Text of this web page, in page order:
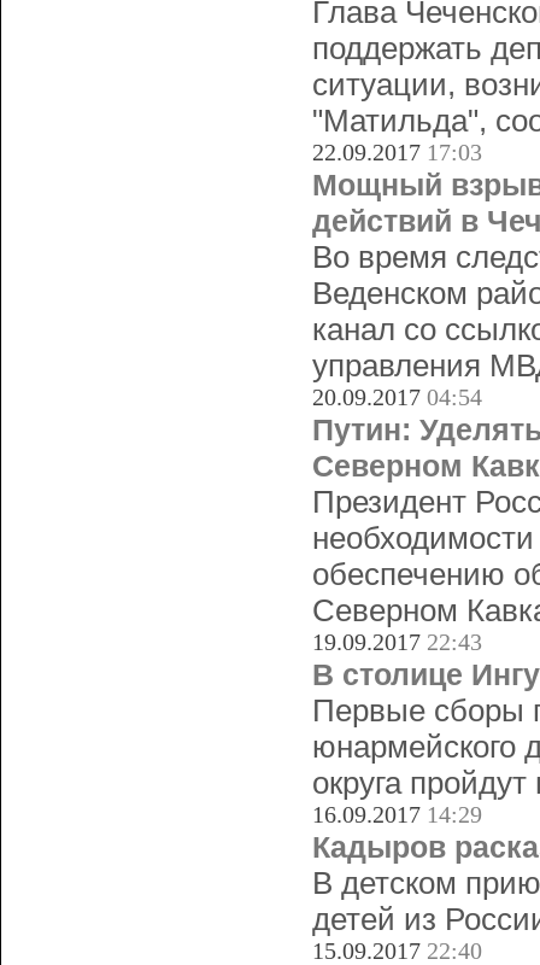
Глава
поддержать
ситуации,
"Матильда",
22.09.2017 17:03
Мощный взрыв
действий в
Во время
Веденском
канал со
управления
20.09.2017 04:54
Путин:
Северном
Президент
обеспечению
Северном
19.09.2017 22:43
В столице
Первые сборы
юнармейского
округа
16.09.2017 14:29
Кадыров
В детском
детей из
15.09.2017 22:40